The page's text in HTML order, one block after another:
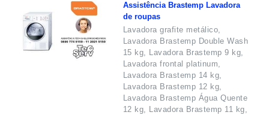
Assistência Brastemp Lavadora
de roupas
Lavadora grafite metálico,
Lavadora Brastemp Double Wash
15 kg, Lavadora Brastemp 9 kg,
Lavadora frontal platinum,
Lavadora Brastemp 14 kg,
Lavadora Brastemp 12 kg,
Lavadora Brastemp Água Quente
12 kg, Lavadora Brastemp 11 kg,